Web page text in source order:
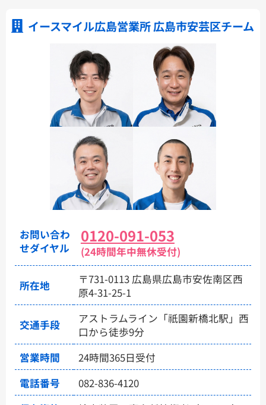
イースマイル広島営業所 広島市安芸区チーム
お問い合わ
せダイヤル
0120-091-053
(24時間年中無休受付)
所在地
〒731-0113 広島県広島市安佐南区西
原4-31-25-1
交通手段
アストラムライン「祇園新橋北駅」西
口から徒歩9分
営業時間
24時間365日受付
電話番号
082-836-4120